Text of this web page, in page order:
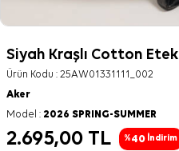
Siyah Kraşlı Cotton Etek
Ürün Kodu : 25AW01331111_002
Aker
Model : 2026 SPRING-SUMMER
2.695,00 TL %40 İndirim